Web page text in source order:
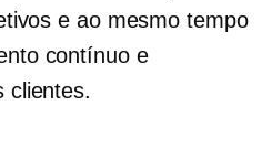
e ao mesmo tempo
contínuo e
clientes.